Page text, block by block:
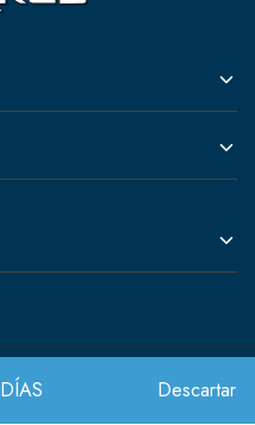
Descartar
reservados.